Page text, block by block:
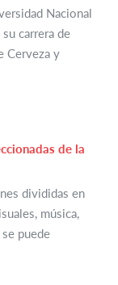
Nacional
carrera de
Cerveza y
de la
divididas en
música,
puede